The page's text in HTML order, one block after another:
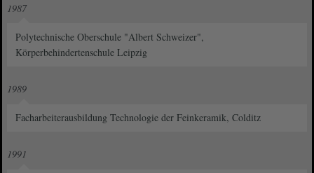
1987
Polytechnische Oberschule "Albert Schweizer",
Körperbehindertenschule Leipzig
1989
Facharbeiterausbildung Technologie der Feinkeramik, Colditz
1991